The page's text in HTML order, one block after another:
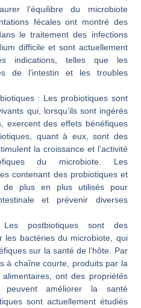
l’équilibre du microbiote
fécales ont montré des
le traitement des infections
difficile et sont actuellement
indications, telles que les
de l’intestin et les troubles
: Les probiotiques sont
qui, lorsqu’ils sont ingérés
exercent des effets bénéfiques
quant à eux, sont des
la croissance et l’activité
du microbiote. Les
contenant des probiotiques et
de plus en plus utilisés pour
et prévenir diverses
Les postbiotiques sont des
les bactéries du microbiote, qui
sur la santé de l’hôte. Par
à chaîne courte, produits par la
ont des propriétés
peuvent améliorer la santé
sont actuellement étudiés